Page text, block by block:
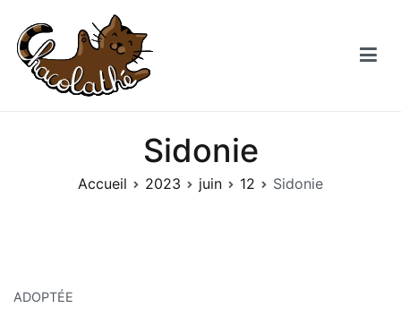
contenu
Sidonie
Accueil 2023 juin 12 Sidonie
ADOPTÉE